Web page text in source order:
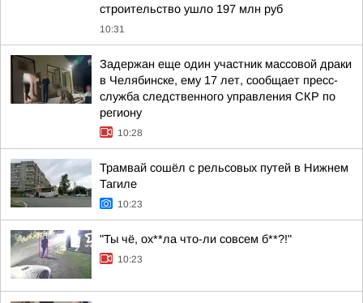
строительство ушло 197 млн руб
10:31
Задержан еще один участник массовой драки
в Челябинске, ему 17 лет, сообщает пресс-
служба следственного управления СКР по
региону
10:28
Трамвай сошёл с рельсовых путей в Нижнем
Тагиле
10:23
"Ты чё, ох**ла что-ли совсем б**?!"
10:23